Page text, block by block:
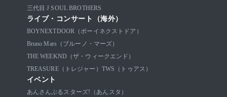
三代目 J SOUL BROTHERS
ライブ・コンサート（海外）
BOYNEXTDOOR（ボーイネクストドア）
Bruno Mars（ブルーノ・マーズ）
THE WEEKND（ザ・ウィークエンド）
TREASURE（トレジャー） TWS（トゥアス）
イベント
あんさんぶるスターズ!（あんスタ）